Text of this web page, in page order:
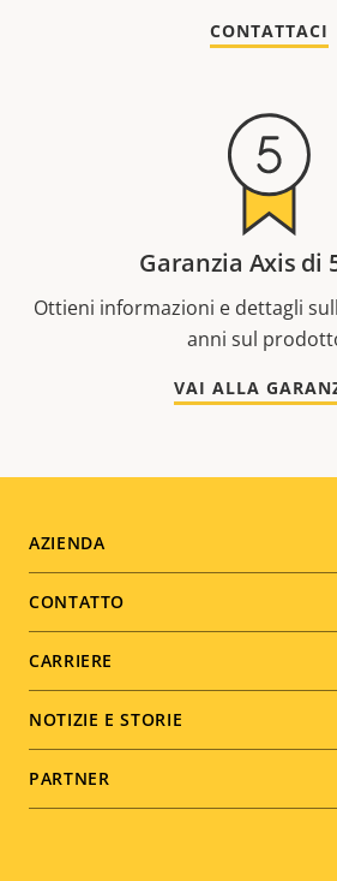
CONTATTACI
Garanzia Axis di
Ottieni informazioni e dettagli
anni sul
VAI ALLA
Footer
menu
AZIENDA
CONTATTO
CARRIERE
NOTIZIE E STORIE
PARTNER